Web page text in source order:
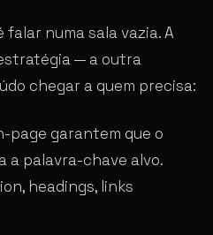
numa sala vazia. A
— a outra
chegar a quem precisa:
page garantem que o
a palavra-chave alvo.
headings, links